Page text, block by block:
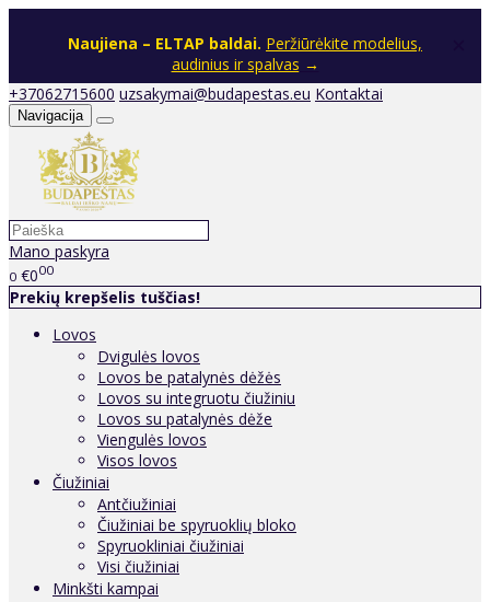
Naujiena – ELTAP baldai. Peržiūrėkite modelius,
audinius ir spalvas →
+37062715600 uzsakymai@budapestas.eu Kontaktai
Navigacija
Mano paskyra
0 €000
Prekių krepšelis tuščias!
Lovos
Dvigulės lovos
Lovos be patalynės dėžės
Lovos su integruotu čiužiniu
Lovos su patalynės dėže
Viengulės lovos
Visos lovos
Čiužiniai
Antčiužiniai
Čiužiniai be spyruoklių bloko
Spyruokliniai čiužiniai
Visi čiužiniai
Minkšti kampai